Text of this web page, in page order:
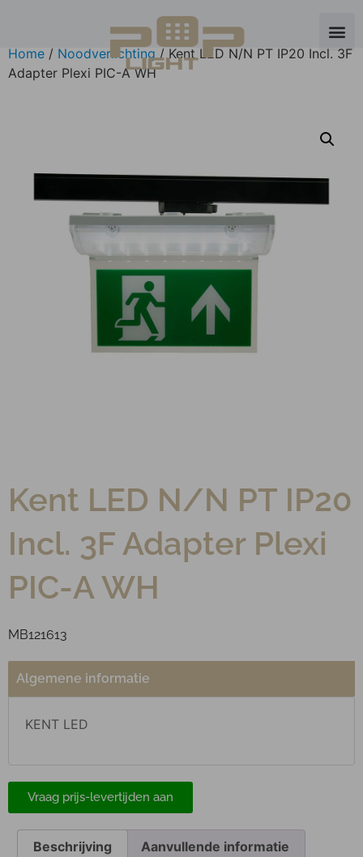
Home / Noodverlichting / Kent LED N/N PT IP20 Incl. 3F
Adapter Plexi PIC-A WH
Kent LED N/N PT IP20
Incl. 3F Adapter Plexi
PIC-A WH
MB121613
Algemene informatie
KENT LED
Vraag prijs-levertijden aan
Beschrijving Aanvullende informatie